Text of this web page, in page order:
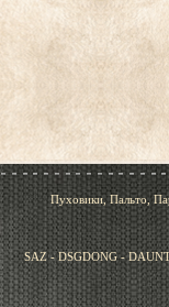
Пуховики, Пальто,
SAZ - DSGDONG -